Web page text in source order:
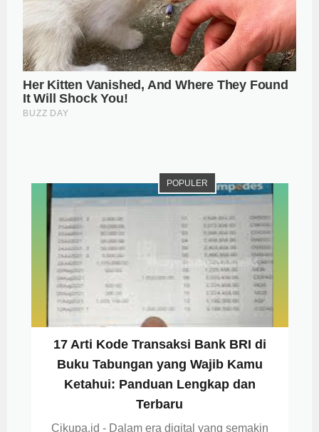
POPULER
17 Arti Kode Transaksi Bank BRI di
Buku Tabungan yang Wajib Kamu
Ketahui: Panduan Lengkap dan
Terbaru
Cikupa.id - Dalam era digital yang semakin